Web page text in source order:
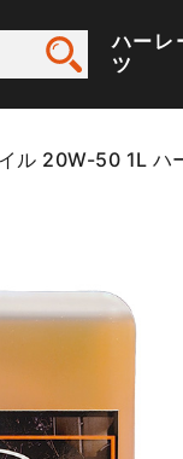
ハーレ
ツ
ル 20W-50 1L ハ